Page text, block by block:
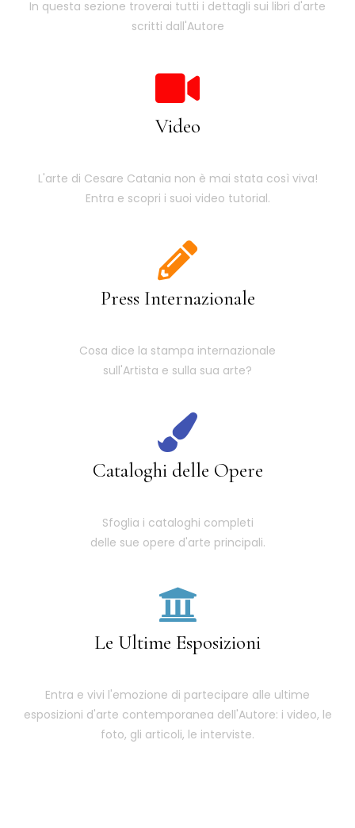
In questa sezione troverai tutti i dettagli sui libri d'arte
scritti dall'Autore
Video
L'arte di Cesare Catania non è mai stata così viva!
Entra e scopri i suoi video tutorial.
Press Internazionale
Cosa dice la stampa internazionale
sull'Artista e sulla sua arte?
Cataloghi delle Opere
Sfoglia i cataloghi completi
delle sue opere d'arte principali.
Le Ultime Esposizioni
Entra e vivi l'emozione di partecipare alle ultime
esposizioni d'arte contemporanea dell'Autore: i video, le
foto, gli articoli, le interviste.